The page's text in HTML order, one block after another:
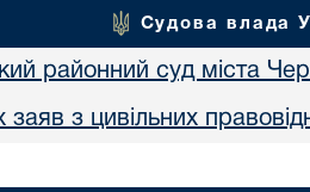
Судова влада
районний суд міста
з цивільних